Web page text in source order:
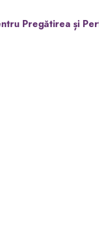
Pregătirea și